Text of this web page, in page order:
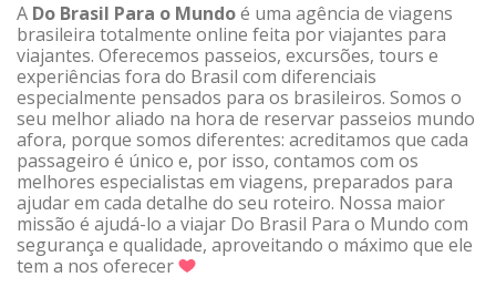
A Do Brasil Para o Mundoé uma agência de viagens
brasileira totalmente online feita por viajantes para
viajantes. Oferecemos passeios, excursões, tours e
experiências fora do Brasil com diferenciais
especialmente pensados para os brasileiros. Somos o
seu melhor aliado na hora de reservar passeios mundo
afora, porque somos diferentes: acreditamos que cada
passageiro é único e, por isso, contamos com os
melhores especialistas em viagens, preparados para
ajudar em cada detalhe do seu roteiro. Nossa maior
missão é ajudá-lo a viajar Do Brasil Para o Mundo com
segurança e qualidade, aproveitando o máximo que ele
tem a nos oferecer